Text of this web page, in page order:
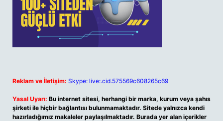
Reklam ve İletişim: Skype: live:.cid.575569c608265c69
Yasal Uyarı: Bu internet sitesi, herhangi bir marka, kurum veya şahıs
şirketi ile hiçbir bağlantısı bulunmamaktadır. Sitede yalnızca kendi
hazırladığımız makaleler paylaşılmaktadır. Burada yer alan içerikler